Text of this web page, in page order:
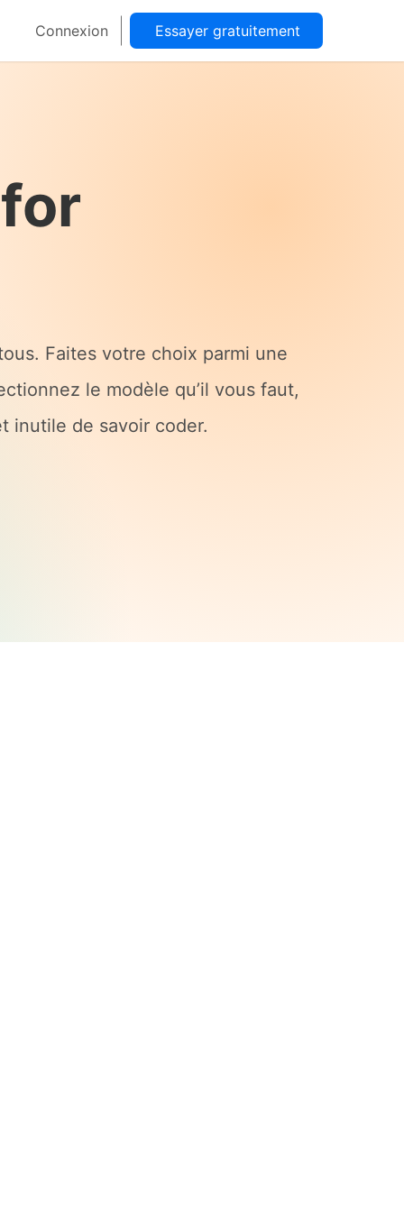
Connexion Essayer gratuitement
Faites votre choix parmi une
le modèle qu’il vous faut,
inutile de savoir coder.